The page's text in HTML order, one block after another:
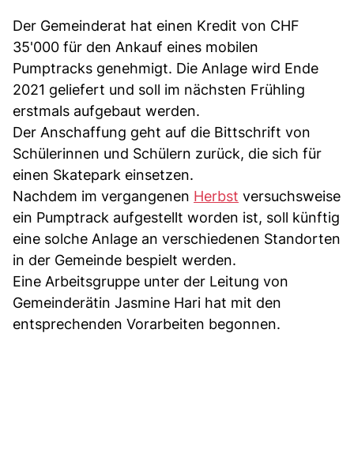
Der Gemeinderat hat einen Kredit von CHF
35'000 für den Ankauf eines mobilen
Pumptracks genehmigt. Die Anlage wird Ende
2021 geliefert und soll im nächsten Frühling
erstmals aufgebaut werden.
Der Anschaffung geht auf die Bittschrift von
Schülerinnen und Schülern zurück, die sich für
einen Skatepark einsetzen.
Nachdem im vergangenen Herbst versuchsweise
ein Pumptrack aufgestellt worden ist, soll künftig
eine solche Anlage an verschiedenen Standorten
in der Gemeinde bespielt werden.
Eine Arbeitsgruppe unter der Leitung von
Gemeinderätin Jasmine Hari hat mit den
entsprechenden Vorarbeiten begonnen.